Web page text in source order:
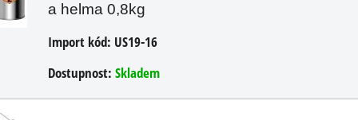
a helma 0,8kg
Import kód: US19-16
Dostupnost: Skladem